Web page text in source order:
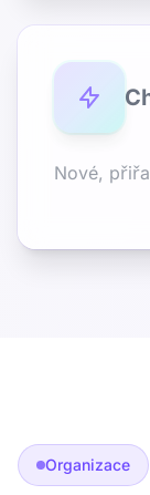
Nové,
Organizace